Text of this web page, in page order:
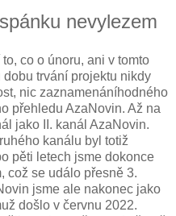
nevylezem
co o únoru, ani v tomto
trvání projektu nikdy
nic zaznamenáníhodného
přehledu AzaNovin. Až na
jako II. kanál AzaNovin.
kanálu byl totiž
pěti letech jsme dokonce
což se událo přesně 3.
jsme ale nakonec jako
došlo v červnu 2022.